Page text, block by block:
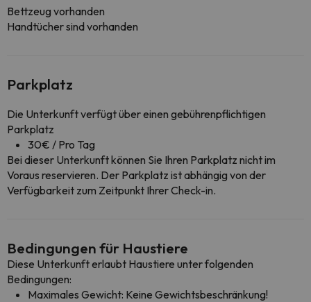
Bettzeug vorhanden
Handtücher sind vorhanden
Parkplatz
Die Unterkunft verfügt über einen gebührenpflichtigen
Parkplatz
30€ / Pro Tag
Bei dieser Unterkunft können Sie Ihren Parkplatz nicht im
Voraus reservieren. Der Parkplatz ist abhängig von der
Verfügbarkeit zum Zeitpunkt Ihrer Check-in.
Bedingungen für Haustiere
Diese Unterkunft erlaubt Haustiere unter folgenden
Bedingungen:
Maximales Gewicht: Keine Gewichtsbeschränkung!